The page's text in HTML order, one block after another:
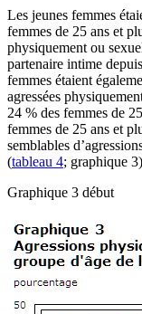
Les jeunes femmes
femmes de 25 ans et
physiquement ou
partenaire intime
femmes étaient
agressées
24 % des femmes de
femmes de 25 ans et
semblables
(tableau 4; graphique
Graphique 3 début